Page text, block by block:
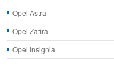
Opel Astra
Opel Zafira
Opel Insignia